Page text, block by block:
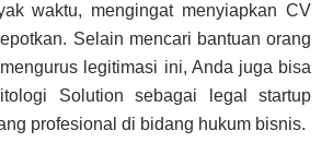
waktu, mengingat menyiapkan CV
Selain mencari bantuan orang
legitimasi ini, Anda juga bisa
Solution sebagai legal startup
profesional di bidang hukum bisnis.